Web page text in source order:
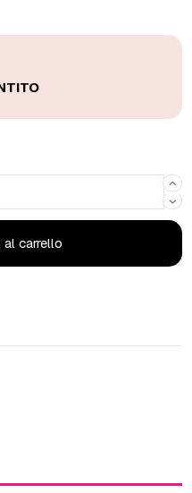
carrello